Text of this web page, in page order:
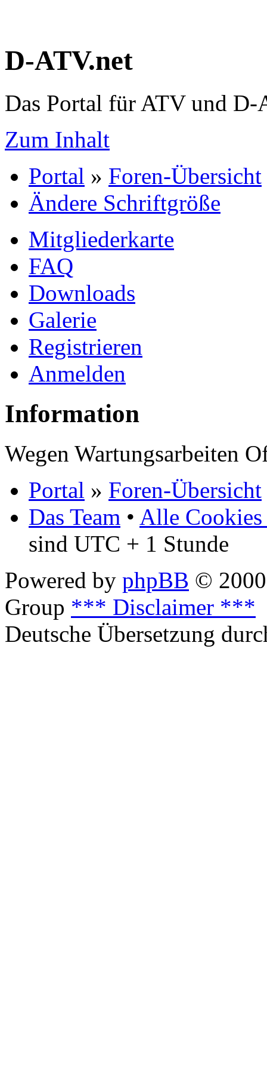
D-ATV.net
Das Portal für ATV und D-
Zum Inhalt
Portal » Foren-Übersicht
Ändere Schriftgröße
Mitgliederkarte
FAQ
Downloads
Galerie
Registrieren
Anmelden
Information
Wegen Wartungsarbeiten
Portal » Foren-Übersicht
Das Team • Alle Cookies
sind UTC + 1 Stunde
Powered by phpBB ©
Group *** Disclaimer ***
Deutsche Übersetzung